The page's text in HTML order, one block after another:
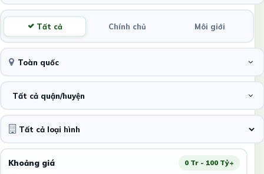
Tất cả Chính chủ Môi giới
Toàn quốc
Tất cả quận/huyện
Khoảng giá 0 Tr - 100 Tỷ+